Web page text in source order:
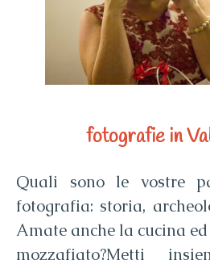
fotografie in
Quali sono le vostre
fotografia: storia,
Amate anche la cucina
mozzafiato?Metti